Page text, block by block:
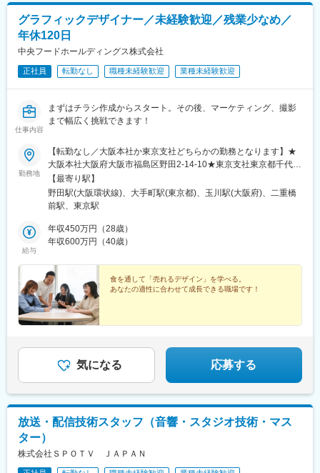
グラフィックデザイナー／未経験歓迎／残業少なめ／
年休120日
中央フードホールディングス株式会社
正社員 転勤なし 職種未経験歓迎 業種未経験歓迎
仕事内容
まずはチラシ作成からスタート。その後、マーケティング、撮影
まで幅広く挑戦できます！
勤務地
【転勤なし／大阪本社か東京支社どちらかの勤務となります】★
大阪本社大阪府大阪市福島区野田2-14-10★東京支社東京都千代田
区丸の内1-1-3 日本生命丸の内ガーデンタワーB1※受動喫煙対策：
敷地内禁煙
【最寄り駅】
野田駅(大阪環状線)、大手町駅(東京都)、玉川駅(大阪府)、二重橋
前駅、東京駅
給与
年収450万円（28歳）
年収600万円（40歳）
食を通して「売れるデザイン」を学べる。
あなたの適性に合わせて成長できる職場です！
気になる 応募する
放送・配信技術スタッフ（音響・スタジオ技術・マス
ター）
株式会社ＳＰＯＴＶ ＪＡＰＡＮ